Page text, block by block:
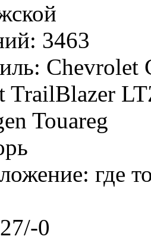
3463
Chevrolet
TrailBlazer
Touareg
где
0